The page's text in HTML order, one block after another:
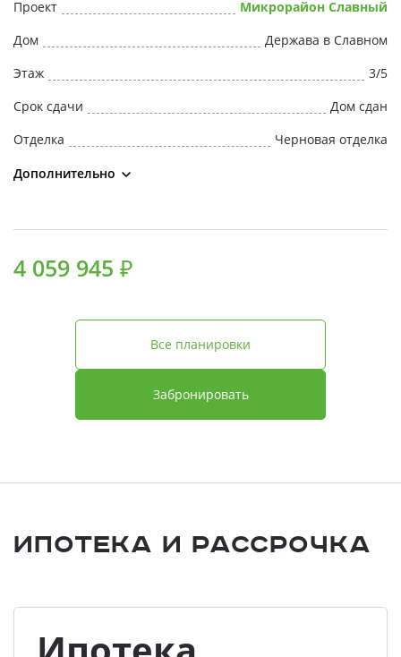
Проект
Микрорайон Славный
Дом
Держава в Славном
Этаж
3/5
Срок сдачи
Дом сдан
Отделка
Черновая отделка
Дополнительно
4 059 945 ₽
Забронировать
Все планировки
Ипотека и Рассрочка